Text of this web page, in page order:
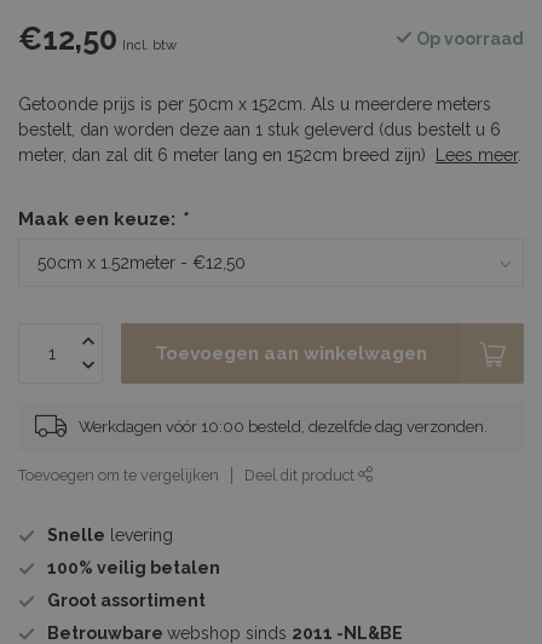
€12,50 Incl. btw Op voorraad
Getoonde prijs is per 50cm x 152cm. Als u meerdere meters
bestelt, dan worden deze aan 1 stuk geleverd (dus bestelt u 6
meter, dan zal dit 6 meter lang en 152cm breed zijn)
Lees meer.
Maak een keuze: *
Toevoegen aan winkelwagen
Werkdagen vóór 10:00 besteld, dezelfde dag verzonden.
Toevoegen om te vergelijken Deel dit product
Snelle levering
100% veilig betalen
Groot assortiment
Betrouwbare webshop sinds 2011 -NL&BE